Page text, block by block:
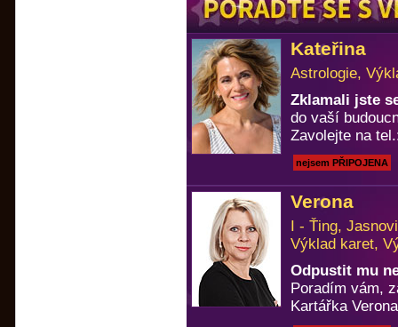
Kateřina
Astrologie,
Zklamali jste
do vaší
Zavolejte na
nejsem PŘIPOJENA
Verona
I - Ťing,
Výklad karet,
Odpustit mu
Poradím vám,
Kartářka Verona